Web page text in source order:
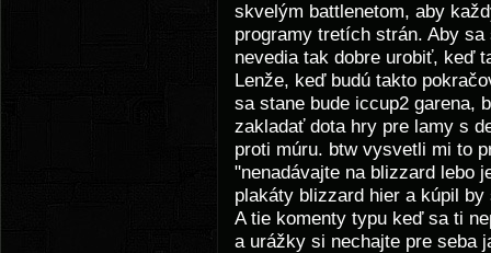
skvelým battlenetom, aby
programy tretích strán. Aby
nevedia tak dobre urobiť, keď
Lenže, keď budú takto
sa stane bude iccup2 garena,
zakladať dota hry pre lamy s
proti múru. btw vysvetli mi to
"nenadávajte na blizzard lebo
plakáty blizzard hier a kúpil
A tie komenty typu keď sa ti
a urážky si nechajte pre seba